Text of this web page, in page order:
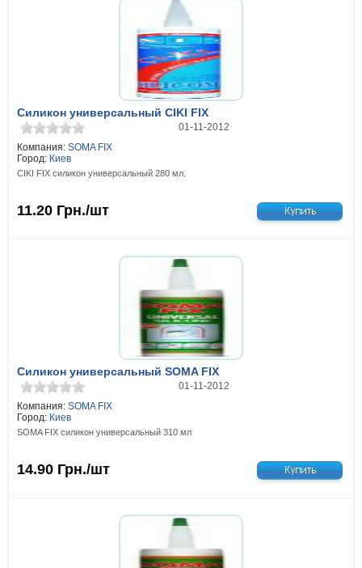
Силикон универсальный CIKI FIX
01-11-2012
Компания: SOMA FIX
Город: Киев
CIKI FIX силикон универсальный 280 мл.
11.20 Грн./шт
Силикон универсальный SOMA FIX
01-11-2012
Компания: SOMA FIX
Город: Киев
SOMA FIX силикон универсальный 310 мл
14.90 Грн./шт